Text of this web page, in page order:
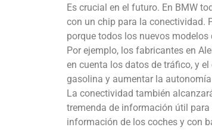
Es crucial en el futuro. En BMW
con un chip para la conectividad.
porque todos los nuevos
Por ejemplo, los fabricantes en
en cuenta los datos de tráfico, y
gasolina y aumentar la
La conectividad también
tremenda de información útil
información de los coches y con